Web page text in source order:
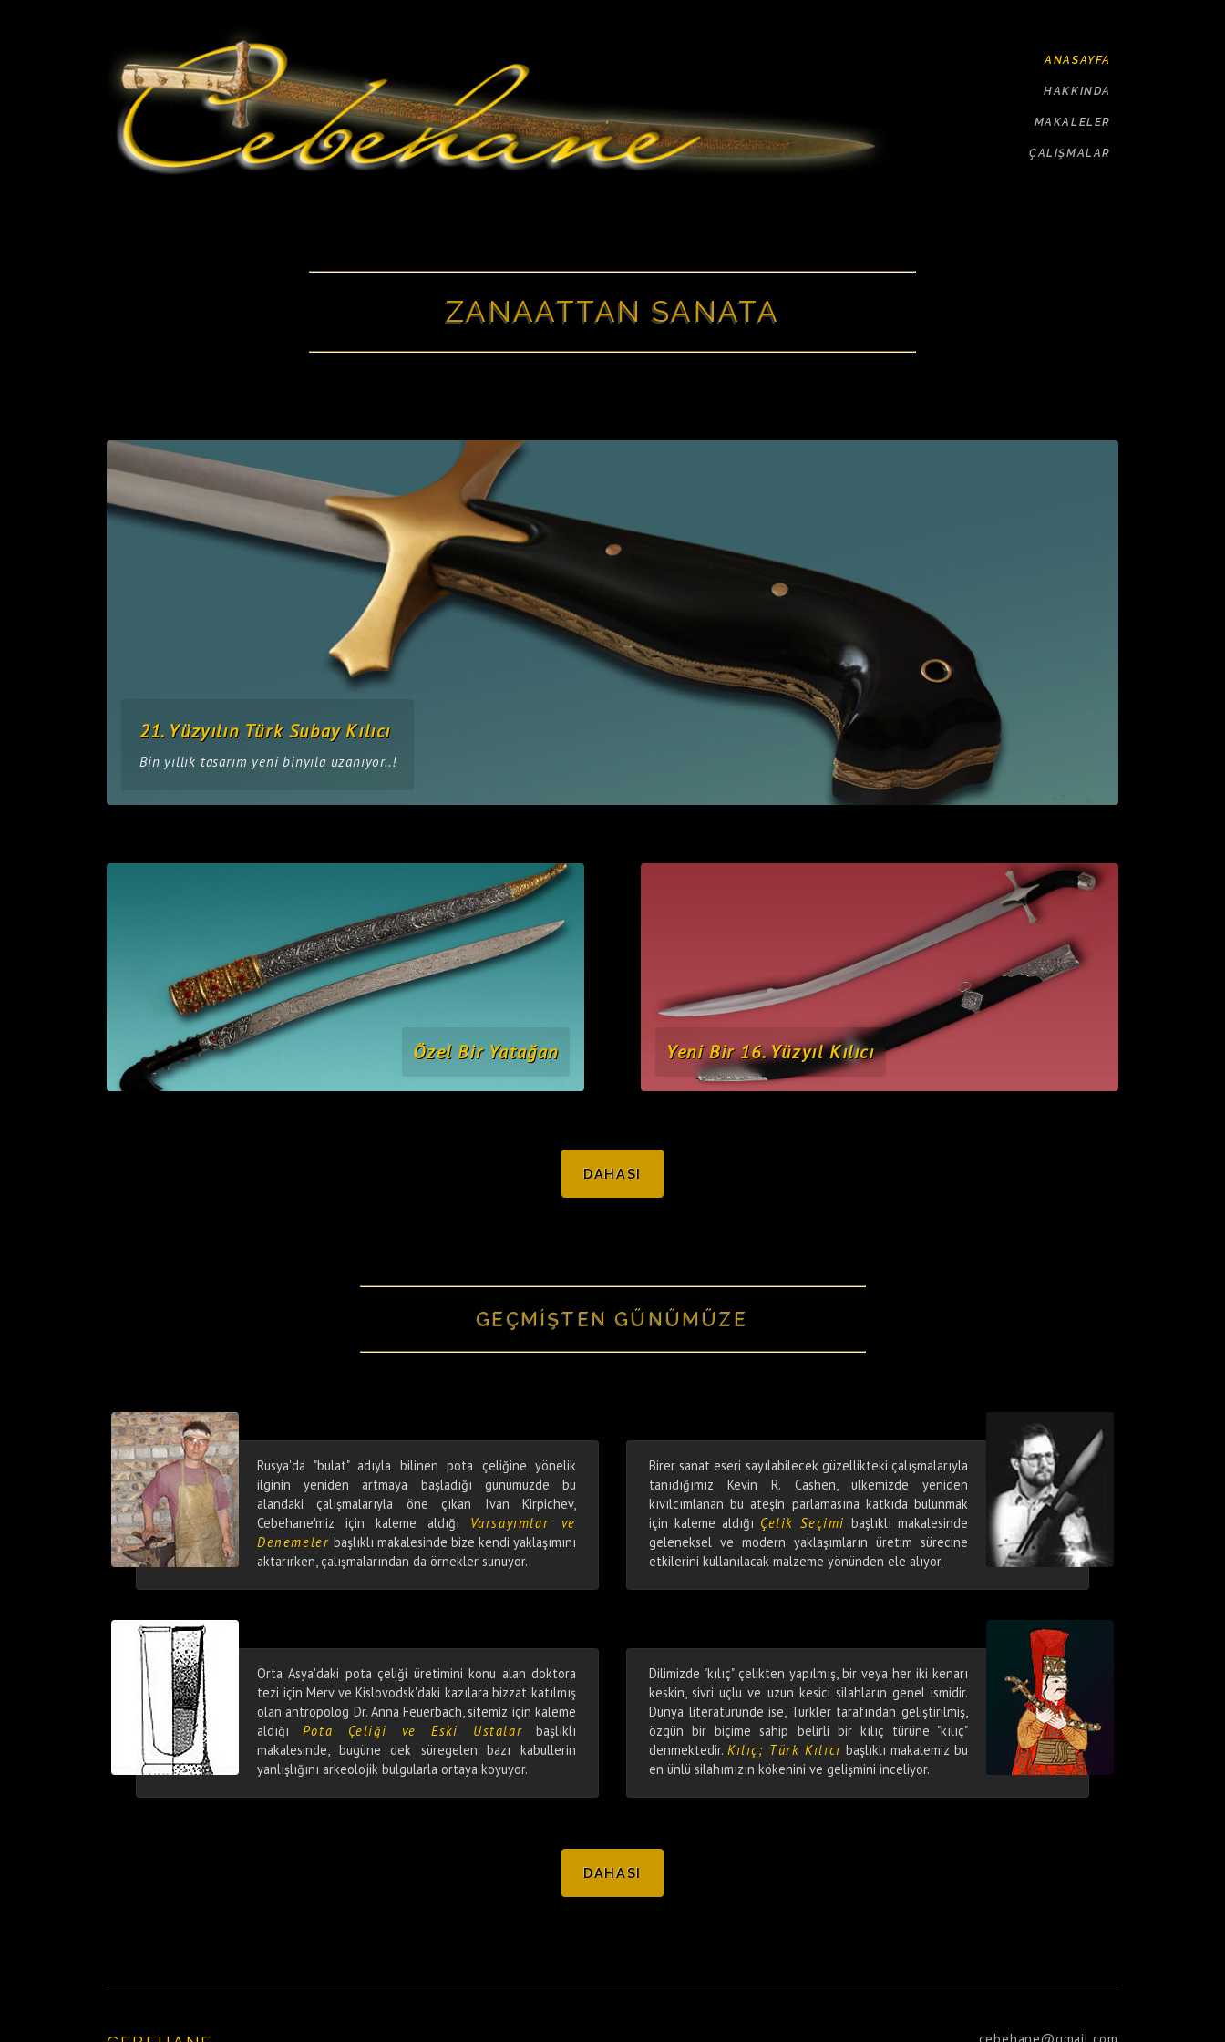
ANASAYFA
HAKKINDA
MAKALELER
ÇALIŞMALAR
ZANAATTAN SANATA
21. Yüzyılın Türk Subay Kılıcı
Bin yıllık tasarım yeni binyıla uzanıyor..!
Özel Bir Yatağan Yeni Bir 16. Yüzyıl Kılıcı
DAHASI
GEÇMİŞTEN GÜNÜMÜZE
Rusya'da "bulat" adıyla bilinen pota çeliğine yönelik
ilginin yeniden artmaya başladığı günümüzde bu
alandaki çalışmalarıyla öne çıkan Ivan Kirpichev,
Cebehane'miz için kaleme aldığı Varsayımlar ve
Denemeler başlıklı makalesinde bize kendi yaklaşımını
aktarırken, çalışmalarından da örnekler sunuyor.
Birer sanat eseri sayılabilecek güzellikteki çalışmalarıyla
tanıdığımız Kevin R. Cashen, ülkemizde yeniden
kıvılcımlanan bu ateşin parlamasına katkıda bulunmak
için kaleme aldığı Çelik Seçimi başlıklı makalesinde
geleneksel ve modern yaklaşımların üretim sürecine
etkilerini kullanılacak malzeme yönünden ele alıyor.
Orta Asya'daki pota çeliği üretimini konu alan doktora
tezi için Merv ve Kislovodsk'daki kazılara bizzat katılmış
olan antropolog Dr. Anna Feuerbach, sitemiz için kaleme
aldığı Pota Çeliği ve Eski Ustalar başlıklı
makalesinde, bugüne dek süregelen bazı kabullerin
yanlışlığını arkeolojik bulgularla ortaya koyuyor.
Dilimizde "kılıç" çelikten yapılmış, bir veya her iki kenarı
keskin, sivri uçlu ve uzun kesici silahların genel ismidir.
Dünya literatüründe ise, Türkler tarafından geliştirilmiş,
özgün bir biçime sahip belirli bir kılıç türüne "kılıç"
denmektedir.Kılıç; Türk Kılıcı başlıklı makalemiz bu
en ünlü silahımızın kökenini ve gelişmini inceliyor.
DAHASI